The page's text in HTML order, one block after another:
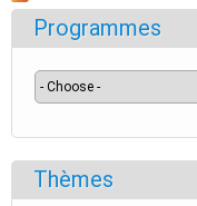
Programmes
Thèmes